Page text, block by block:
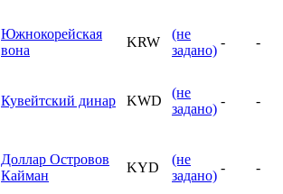
Южнокорейская
вона
KRW
(не
задано)
- -
Кувейтский динар KWD
(не
задано)
- -
Доллар Островов
Кайман
KYD
(не
задано)
- -